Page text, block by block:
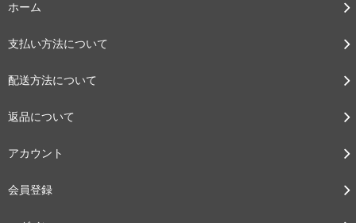
ホーム
支払い方法について
配送方法について
返品について
アカウント
会員登録